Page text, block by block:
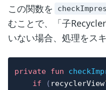
この関数を
むことで、「子
いない場合、処理をス
private fun
if
( recyclerView